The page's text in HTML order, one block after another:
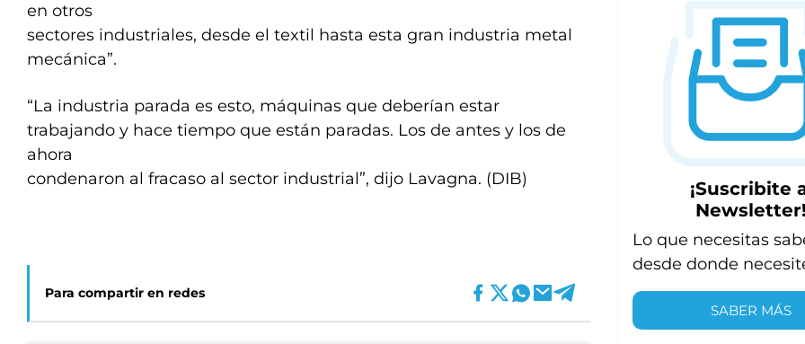
en otros
sectores industriales, desde el textil hasta esta gran industria metal
mecánica”.
“La industria parada es esto, máquinas que deberían estar
trabajando y hace tiempo que están paradas. Los de antes y los de
ahora
condenaron al fracaso al sector industrial”, dijo Lavagna. (DIB)
Para compartir en redes
¡Suscribite
Newsletter!
Lo que necesitas
desde donde
SABER MÁS